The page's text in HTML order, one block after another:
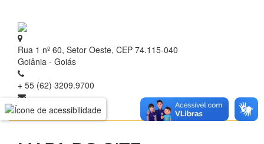
Rua 1 nº 60, Setor Oeste, CEP 74.115-040
Goiânia - Goiás
+ 55 (62) 3209.9700
contato@idtech.org.br